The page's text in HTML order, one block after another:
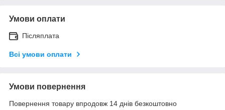
Умови оплати
Післяплата
Всі умови оплати
Умови повернення
Повернення товару впродовж 14 днів безкоштовно